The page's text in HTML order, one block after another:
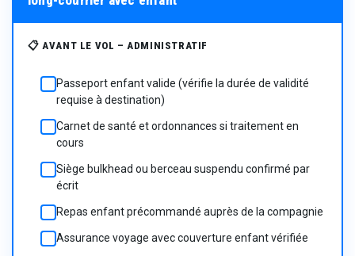
📋 AVANT LE VOL – ADMINISTRATIF
Passeport enfant valide (vérifie la durée de validité
requise à destination)
Carnet de santé et ordonnances si traitement en
cours
Siège bulkhead ou berceau suspendu confirmé par
écrit
Repas enfant précommandé auprès de la compagnie
Assurance voyage avec couverture enfant vérifiée